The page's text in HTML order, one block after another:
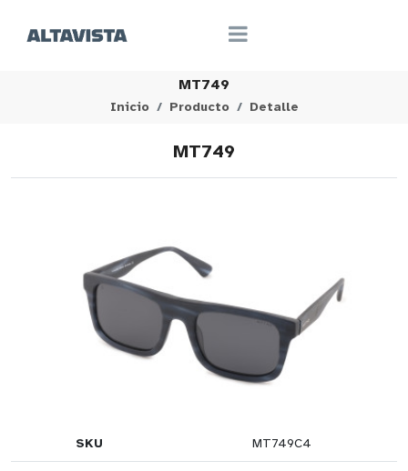
MT749
Inicio Producto Detalle
MT749
SKU MT749C4